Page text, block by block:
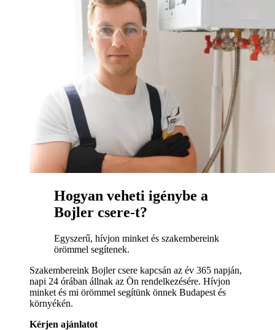
Hogyan veheti igénybe a
Bojler csere-t?
Egyszerű, hívjon minket és szakembereink
örömmel segítenek.
Szakembereink Bojler csere kapcsán az év 365 napján,
napi 24 órában állnak az Ön rendelkezésére. Hívjon
minket és mi örömmel segítünk önnek Budapest és
környékén.
Kérjen ajánlatot